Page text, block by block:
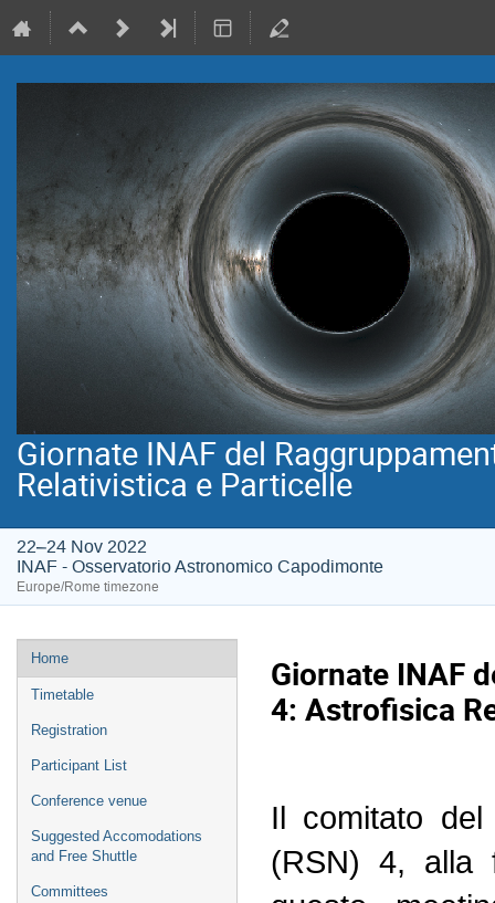
Giornate INAF del
Relativistica e Particelle
22–24 Nov 2022
INAF - Osservatorio Astronomico Capodimonte
Europe/Rome timezone
Event
menu
Home
Timetable
Registration
Participant List
Conference venue
Suggested Accomodations
and Free Shuttle
Committees
Giornate INAF
4: Astrofisica
Il comitato del
(RSN) 4, alla